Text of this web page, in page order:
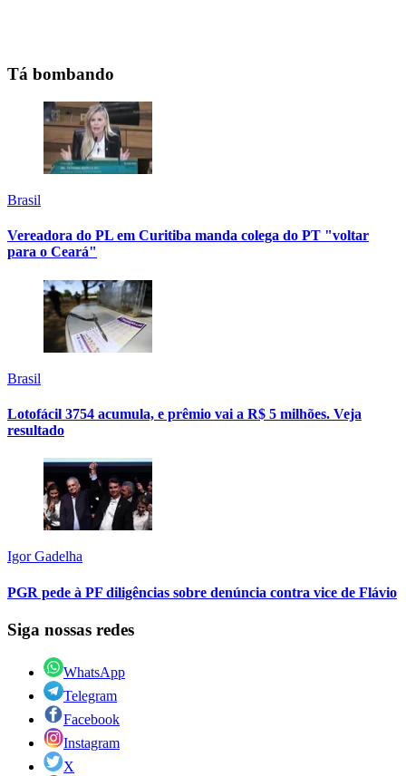
Tá bombando
Brasil
Vereadora do PL em Curitiba manda colega do PT "voltar
para o Ceará"
Brasil
Lotofácil 3754 acumula, e prêmio vai a R$ 5 milhões. Veja
resultado
Igor Gadelha
PGR pede à PF diligências sobre denúncia contra vice de Flávio
Siga nossas redes
WhatsApp
Telegram
Facebook
Instagram
X